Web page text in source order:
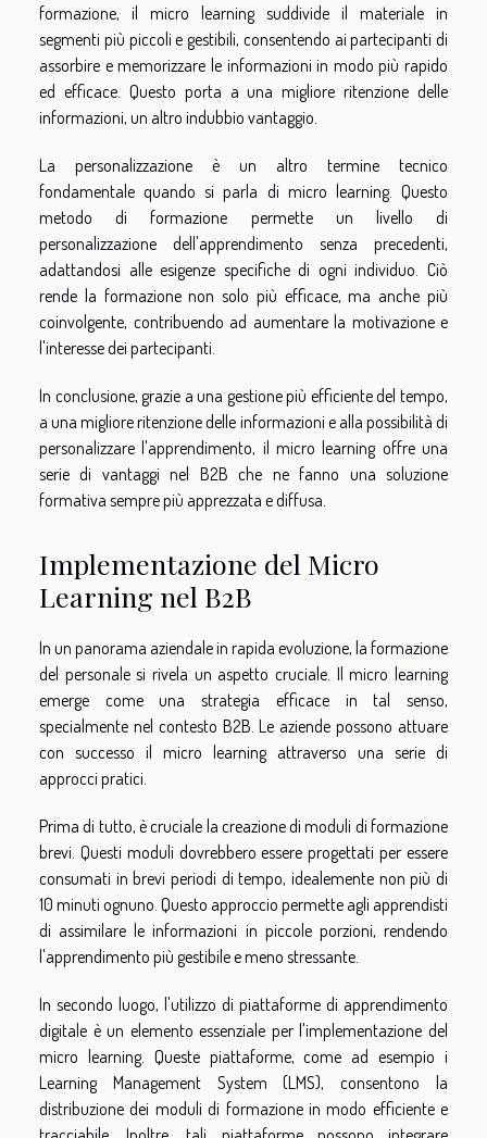
formazione, il micro learning suddivide il materiale in
segmenti più piccoli e gestibili, consentendo ai partecipanti di
assorbire e memorizzare le informazioni in modo più rapido
ed efficace. Questo porta a una migliore ritenzione delle
informazioni, un altro indubbio vantaggio.
La personalizzazione è un altro termine tecnico
fondamentale quando si parla di micro learning. Questo
metodo di formazione permette un livello di
personalizzazione dell'apprendimento senza precedenti,
adattandosi alle esigenze specifiche di ogni individuo. Ciò
rende la formazione non solo più efficace, ma anche più
coinvolgente, contribuendo ad aumentare la motivazione e
l'interesse dei partecipanti.
In conclusione, grazie a una gestione più efficiente del tempo,
a una migliore ritenzione delle informazioni e alla possibilità di
personalizzare l'apprendimento, il micro learning offre una
serie di vantaggi nel B2B che ne fanno una soluzione
formativa sempre più apprezzata e diffusa.
Implementazione del Micro
Learning nel B2B
In un panorama aziendale in rapida evoluzione, la formazione
del personale si rivela un aspetto cruciale. Il micro learning
emerge come una strategia efficace in tal senso,
specialmente nel contesto B2B. Le aziende possono attuare
con successo il micro learning attraverso una serie di
approcci pratici.
Prima di tutto, è cruciale la creazione di moduli di formazione
brevi. Questi moduli dovrebbero essere progettati per essere
consumati in brevi periodi di tempo, idealemente non più di
10 minuti ognuno. Questo approccio permette agli apprendisti
di assimilare le informazioni in piccole porzioni, rendendo
l'apprendimento più gestibile e meno stressante.
In secondo luogo, l'utilizzo di piattaforme di apprendimento
digitale è un elemento essenziale per l'implementazione del
micro learning. Queste piattaforme, come ad esempio i
Learning Management System (LMS), consentono la
distribuzione dei moduli di formazione in modo efficiente e